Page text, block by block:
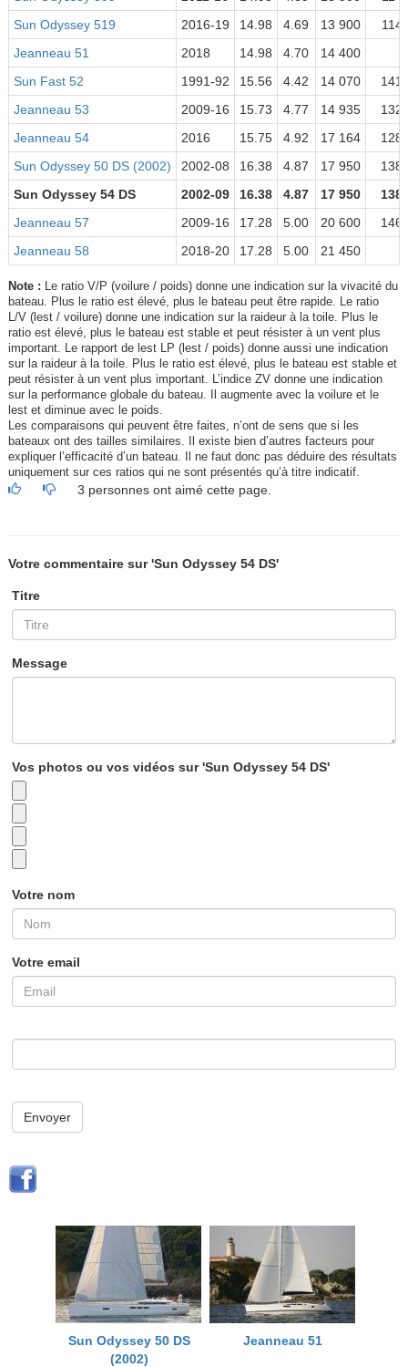
Sun Odyssey 519
2016-19 14.98 4.69 13 900
114
Jeanneau 51
2018 14.98 4.70
14 400
Sun Fast 52
1991-92 15.56 4.42 14 070
141
Jeanneau 53
2009-16 15.73 4.77 14 935
132
Jeanneau 54
2016 15.75 4.92 17 164
128
Sun Odyssey 50 DS (2002)
2002-08 16.38 4.87 17 950
138
Sun Odyssey 54 DS
2002-09 16.38 4.87 17 950
138
Jeanneau 57
2009-16 17.28 5.00 20 600
146
Jeanneau 58
2018-20 17.28 5.00 21 450
Note : Le ratio V/P (voilure / poids) donne une indication sur la vivacité du
bateau. Plus le ratio est élevé, plus le bateau peut être rapide. Le ratio
L/V (lest / voilure) donne une indication sur la raideur à la toile. Plus le
ratio est élevé, plus le bateau est stable et peut résister à un vent plus
important. Le rapport de lest LP (lest / poids) donne aussi une indication
sur la raideur à la toile. Plus le ratio est élevé, plus le bateau est stable et
peut résister à un vent plus important. L’indice ZV donne une indication
sur la performance globale du bateau. Il augmente avec la voilure et le
lest et diminue avec le poids.
Les comparaisons qui peuvent être faites, n’ont de sens que si les
bateaux ont des tailles similaires. Il existe bien d’autres facteurs pour
expliquer l’efficacité d’un bateau. Il ne faut donc pas déduire des résultats
uniquement sur ces ratios qui ne sont présentés qu’à titre indicatif.
3 personnes ont aimé cette page.
Votre commentaire sur 'Sun Odyssey 54 DS'
Titre
Message
Vos photos ou vos vidéos sur 'Sun Odyssey 54 DS'
Votre nom
Votre email
Envoyer
Sun Odyssey 50 DS
(2002)
Jeanneau 51